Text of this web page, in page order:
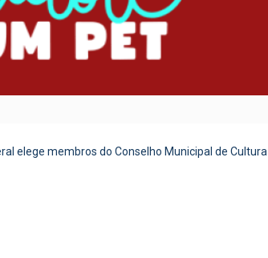
elege membros do Conselho Municipal de Cultura